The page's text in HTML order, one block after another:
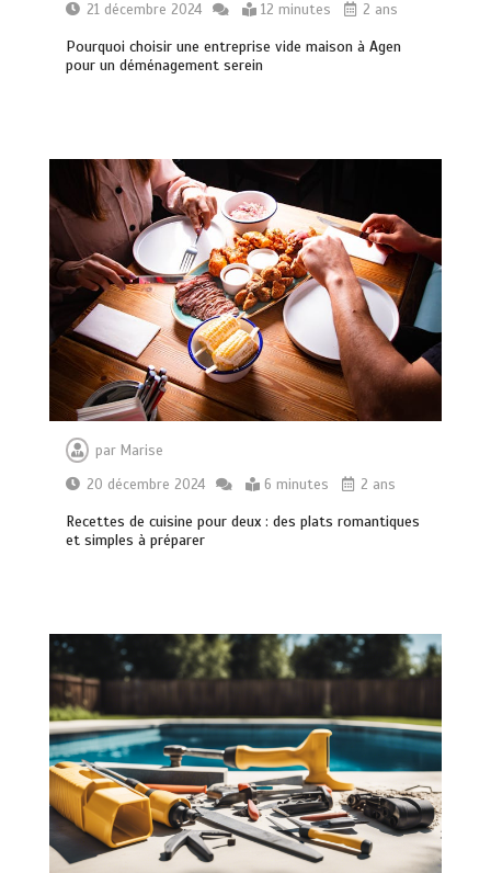
21 décembre 2024
12 minutes 2 ans
Pourquoi choisir une entreprise vide maison à Agen
pour un déménagement serein
par Marise
20 décembre 2024
6 minutes 2 ans
Recettes de cuisine pour deux : des plats romantiques
et simples à préparer